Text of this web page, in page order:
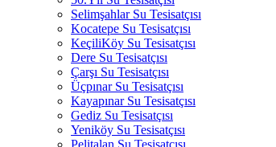
Selimşahlar Su Tesisatçısı
Kocatepe Su Tesisatçısı
KeçiliKöy Su Tesisatçısı
Dere Su Tesisatçısı
Çarşı Su Tesisatçısı
Üçpınar Su Tesisatçısı
Kayapınar Su Tesisatçısı
Gediz Su Tesisatçısı
Yeniköy Su Tesisatçısı
Pelitalan Su Tesisatçısı